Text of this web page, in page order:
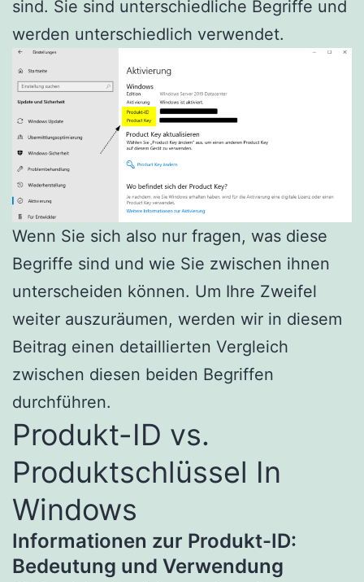
sind. Sie sind unterschiedliche Begriffe und
werden unterschiedlich verwendet.
Wenn Sie sich also nur fragen, was diese
Begriffe sind und wie Sie zwischen ihnen
unterscheiden können. Um Ihre Zweifel
weiter auszuräumen, werden wir in diesem
Beitrag einen detaillierten Vergleich
zwischen diesen beiden Begriffen
durchführen.
Produkt-ID vs.
Produktschlüssel In
Windows
Informationen zur Produkt-ID:
Bedeutung und Verwendung